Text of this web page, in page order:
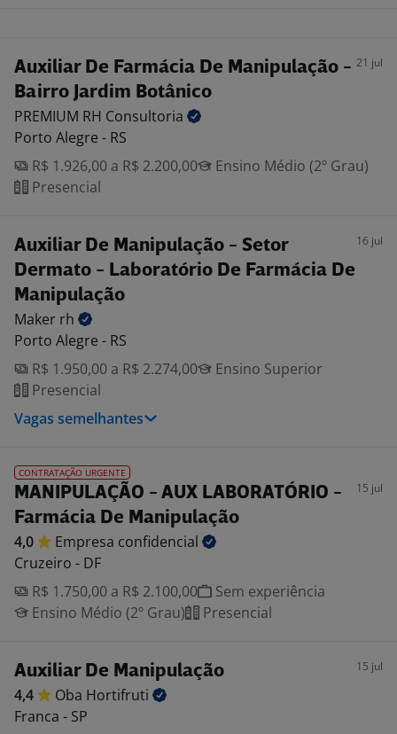
Auxiliar De Farmácia De Manipulação -
Bairro Jardim Botânico
21 jul
PREMIUM RH Consultoria
Porto Alegre - RS
R$ 1.926,00 a R$ 2.200,00
Ensino Médio (2º Grau)
Presencial
Auxiliar De Manipulação - Setor
Dermato - Laboratório De Farmácia De
Manipulação
16 jul
Maker rh
Porto Alegre - RS
R$ 1.950,00 a R$ 2.274,00
Ensino Superior
Presencial
Vagas semelhantes
CONTRATAÇÃO URGENTE
MANIPULAÇÃO - AUX LABORATÓRIO -
Farmácia De Manipulação
15 jul
4,0 Empresa confidencial
Cruzeiro - DF
R$ 1.750,00 a R$ 2.100,00
Sem experiência
Ensino Médio (2º Grau)
Presencial
Auxiliar De Manipulação 15 jul
4,4 Oba Hortifruti
Franca - SP